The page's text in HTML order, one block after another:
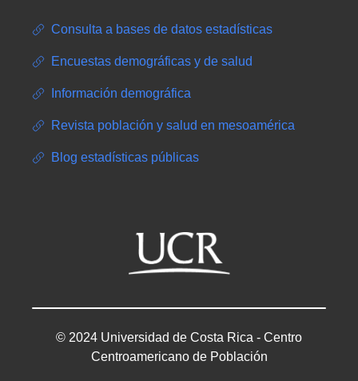
Consulta a bases de datos estadísticas
Encuestas demográficas y de salud
Información demográfica
Revista población y salud en mesoamérica
Blog estadísticas públicas
© 2024 Universidad de Costa Rica - Centro
Centroamericano de Población